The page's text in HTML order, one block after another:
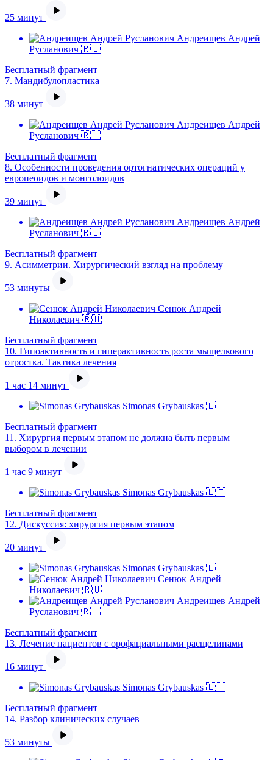
25 минут
Андреищев Андрей
Русланович 🇷🇺
Бесплатный фрагмент
7. Мандибулопластика
38 минут
Андреищев Андрей
Русланович 🇷🇺
Бесплатный фрагмент
8. Особенности проведения ортогнатических операций у
европеоидов и монголоидов
39 минут
Андреищев Андрей
Русланович 🇷🇺
Бесплатный фрагмент
9. Асимметрии. Хирургический взгляд на проблему
53 минуты
Сенюк Андрей
Николаевич 🇷🇺
Бесплатный фрагмент
10. Гипоактивность и гиперактивность роста мыщелкового
отростка. Тактика лечения
1 час 14 минут
Simonas Grybauskas 🇱🇹
Бесплатный фрагмент
11. Хирургия первым этапом не должна быть первым
выбором в лечении
1 час 9 минут
Simonas Grybauskas 🇱🇹
Бесплатный фрагмент
12. Дискуссия: хирургия первым этапом
20 минут
Simonas Grybauskas 🇱🇹
Сенюк Андрей
Николаевич 🇷🇺
Андреищев Андрей
Русланович 🇷🇺
Бесплатный фрагмент
13. Лечение пациентов с орофациальными расщелинами
16 минут
Simonas Grybauskas 🇱🇹
Бесплатный фрагмент
14. Разбор клинических случаев
53 минуты